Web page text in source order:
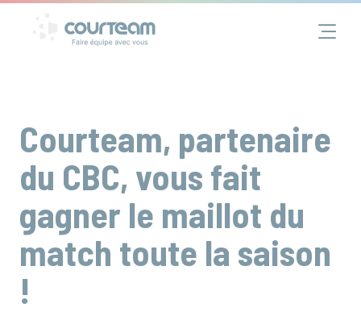
Actualités
Courteam, partenaire
du CBC, vous fait
gagner le maillot du
match toute la saison
!
Panneau de gestion des cookies